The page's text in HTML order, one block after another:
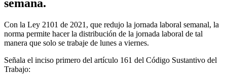
semana.
Con la Ley 2101 de 2021, que redujo la jornada laboral semanal, la
norma permite hacer la distribución de la jornada laboral de tal
manera que solo se trabaje de lunes a viernes.
Señala el inciso primero del artículo 161 del Código Sustantivo del
Trabajo: